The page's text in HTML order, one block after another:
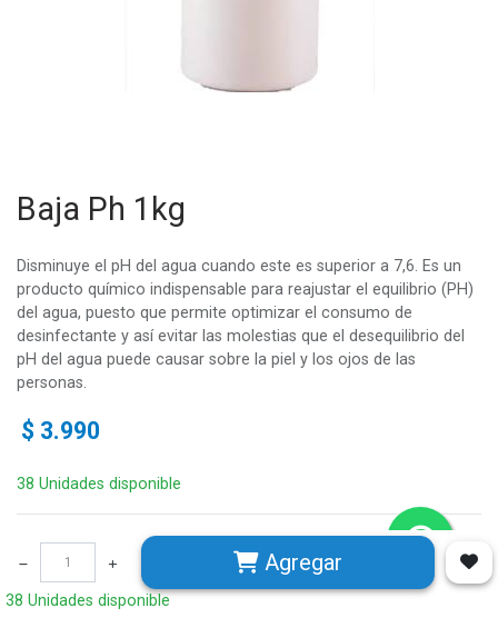
Baja Ph 1kg
Disminuye el pH del agua cuando este es superior a 7,6. Es un
producto químico indispensable para reajustar el equilibrio (PH)
del agua, puesto que permite optimizar el consumo de
desinfectante y así evitar las molestias que el desequilibrio del
pH del agua puede causar sobre la piel y los ojos de las
personas.
$ 3.990
Agregar
38 Unidades disponible
38 Unidades disponible
Avenida Chicureo, Alba 2 • Chicureo, Colina • Chile